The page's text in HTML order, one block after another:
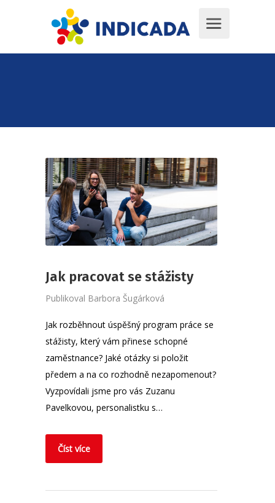
Jak pracovat se stážisty
Publikoval Barbora Šugárková
Jak rozběhnout úspěšný program práce se
stážisty, který vám přinese schopné
zaměstnance? Jaké otázky si položit
předem a na co rozhodně nezapomenout?
Vyzpovídali jsme pro vás Zuzanu
Pavelkovou, personalistku s…
Číst více